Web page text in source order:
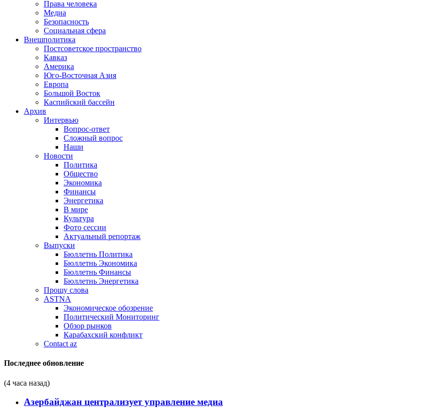
Права человека
Медиа
Безопасность
Социальная сфера
Внешполитика
Постсоветское пространство
Кавказ
Америка
Юго-Восточная Азия
Европа
Большой Восток
Каспийский бассейн
Архив
Интервью
Вопрос-ответ
Сложный вопрос
Наши
Новости
Политика
Общество
Экономика
Финансы
Энергетика
В мире
Культура
Фото сессии
Актуальный репортаж
Выпуски
Бюллетнь Политика
Бюллетнь Экономика
Бюллетнь Финансы
Бюллетнь Энергетика
Прошу слова
ASTNA
Экономическое обозрение
Политический Мониторинг
Обзор рынков
Карабахский конфликт
Contact az
Последнее обновление
(4 часа назад)
Азербайджан централизует управление медиа